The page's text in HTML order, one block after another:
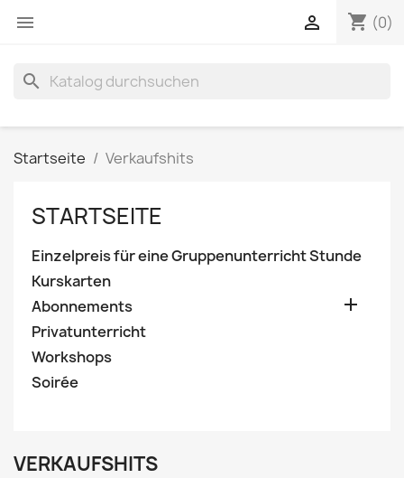
 shopping_cart (0)

search
Startseite Verkaufshits
STARTSEITE
Einzelpreis für eine Gruppenunterricht Stunde
Kurskarten
Abonnements

Privatunterricht
Workshops
Soirée
VERKAUFSHITS